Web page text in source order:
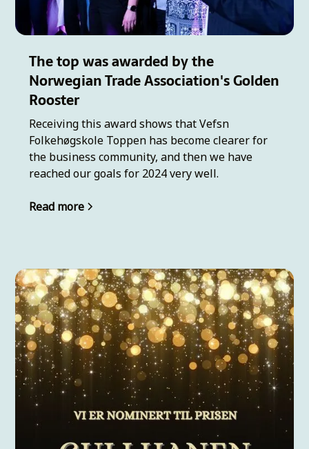
The top was awarded by the
Norwegian Trade Association's Golden
Rooster
Receiving this award shows that Vefsn
Folkehøgskole Toppen has become clearer for
the business community, and then we have
reached our goals for 2024 very well.
Read more